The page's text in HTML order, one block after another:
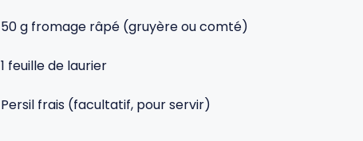
50 g fromage râpé (gruyère ou comté)
1 feuille de laurier
Persil frais (facultatif, pour servir)